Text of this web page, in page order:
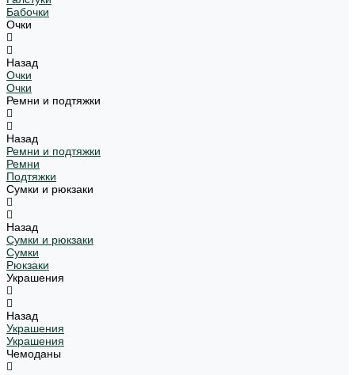
Бабочки
Очки
Назад
Очки
Очки
Ремни и подтяжки
Назад
Ремни и подтяжки
Ремни
Подтяжки
Сумки и рюкзаки
Назад
Сумки и рюкзаки
Сумки
Рюкзаки
Украшения
Назад
Украшения
Украшения
Чемоданы